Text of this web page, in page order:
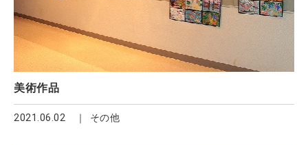
美術作品
2021.06.02 その他